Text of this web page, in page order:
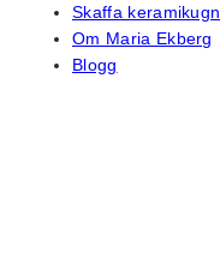
Skaffa keramikugn
Om Maria Ekberg
Blogg